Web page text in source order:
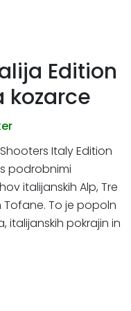
Edition
kozarce
Italy Edition
podrobnimi
italijanskih Alp, Tre
Tofane. To je popoln
italijanskih pokrajin in